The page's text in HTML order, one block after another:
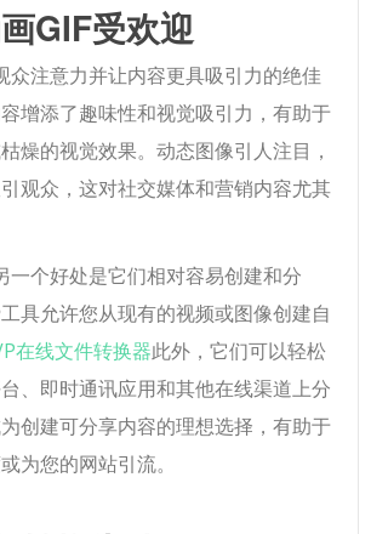
GIF受欢迎
众注意力并让内容更具吸引力的绝佳
增添了趣味性和视觉吸引力，有助于
燥的视觉效果。动态图像引人注目，
观众，这对社交媒体和营销内容尤其
一个好处是它们相对容易创建和分
具允许您从现有的视频或图像创建自
在线文件转换器此外，它们可以轻松
、即时通讯应用和其他在线渠道上分
创建可分享内容的理想选择，有助于
为您的网站引流。